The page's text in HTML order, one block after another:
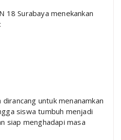
18 Surabaya menekankan
untuk menanamkan
siswa tumbuh menjadi
siap menghadapi masa